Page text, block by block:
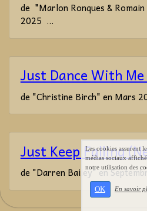
de "Marlon Ronques &
2025 ...
Just Dance With Me
de "Christine Birch" en Mars
Just Keep Falling
de "Darren Bailey" en
Les cookies assurent
médias sociaux
notre utilisation des
OK En savoir